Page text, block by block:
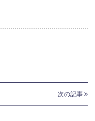
次の記事